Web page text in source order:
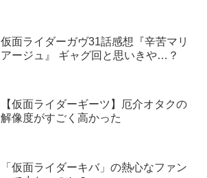
仮面ライダーガヴ31話感想『辛苦マリ
アージュ』 ギャグ回と思いきや…？
【仮面ライダーギーツ】厄介オタクの
解像度がすごく高かった
「仮面ライダーキバ」の熱心なファン